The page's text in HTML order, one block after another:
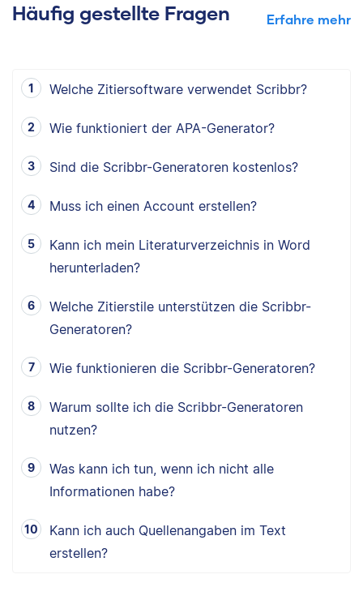
Häufig gestellte Fragen Erfahre mehr
Welche Zitiersoftware verwendet Scribbr?
Wie funktioniert der APA-Generator?
Sind die Scribbr-Generatoren kostenlos?
Muss ich einen Account erstellen?
Kann ich mein Literaturverzeichnis in Word
herunterladen?
Welche Zitierstile unterstützen die Scribbr-
Generatoren?
Wie funktionieren die Scribbr-Generatoren?
Warum sollte ich die Scribbr-Generatoren
nutzen?
Was kann ich tun, wenn ich nicht alle
Informationen habe?
Kann ich auch Quellenangaben im Text
erstellen?